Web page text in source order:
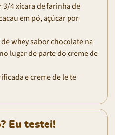
4 xícara de farinha de
em pó, açúcar por
whey sabor chocolate na
lugar de parte do creme de
e creme de leite
Eu testei!